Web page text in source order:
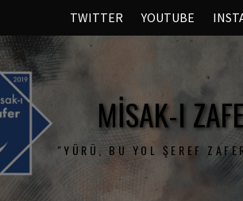
TWITTER YOUTUBE
MISAK-I
"YÜRÜ, BU YOL ŞEREF